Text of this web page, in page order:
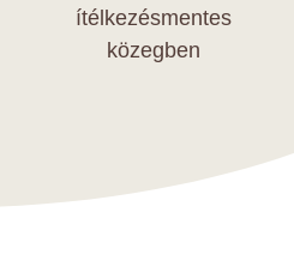
ítélkezésmentes
közegben